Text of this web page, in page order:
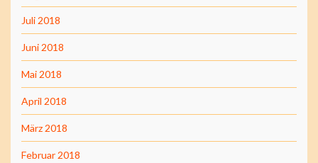
Juli 2018
Juni 2018
Mai 2018
April 2018
März 2018
Februar 2018